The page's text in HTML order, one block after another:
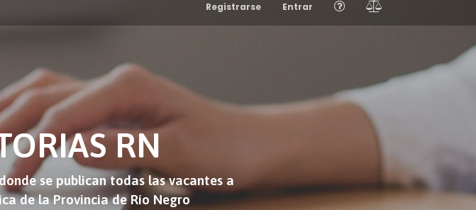
Registrarse Entrar
RN
se publican todas las vacantes a
de la Provincia de Río Negro